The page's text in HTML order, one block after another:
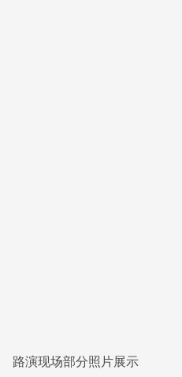
路演现场部分照片展示